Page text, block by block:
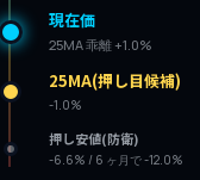
現在価
25MA 乖離 +1.0%
25MA(押し目候補)
-1.0%
押し安値(防衛)
-6.6% / 6 ヶ月で -12.0%